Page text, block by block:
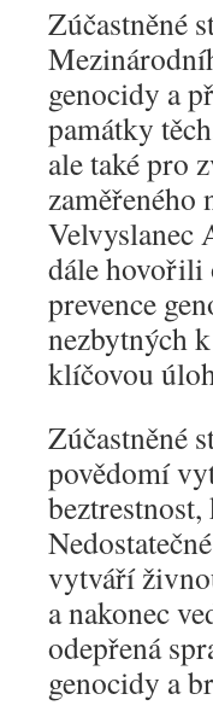
Zúčastněné
genocidy a
památky
ale také pro
zaměřeného
Velvyslanec
dále hovořili
prevence
nezbytných
klíčovou
Zúčastněné
povědomí
vytváří
a nakonec
odepřená
genocidy a